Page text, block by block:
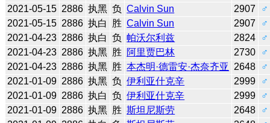
2021-05-15 2886 执黑 负 Calvin Sun 2907
♂
2021-05-15 2886 执白 胜 Calvin Sun 2907
♂
2021-04-23 2886 执白 负 帕沃尔利兹 2824
♂
2021-04-23 2886 执黑 胜 阿里贾巴林 2730
♂
2021-04-23 2886 执黑 胜 本杰明·德雷安·杰奈齐亚 2648
♂
2021-01-09 2886 执黑 负 伊利亚什克辛 2999
♂
2021-01-09 2886 执白 负 伊利亚什克辛 2999
♂
2021-01-09 2886 执黑 胜 斯坦尼斯劳 2648
♂